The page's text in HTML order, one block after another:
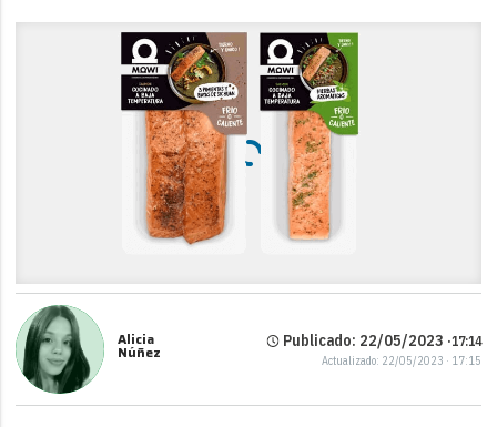
Alicia
Núñez
Publicado: 22/05/2023 ·17:14
Actualizado: 22/05/2023 · 17:15